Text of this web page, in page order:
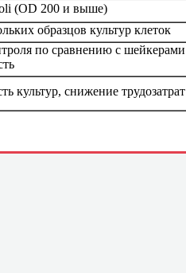
(OD 200 и выше)
образцов культур клеток
по сравнению с шейкерами
культур, снижение трудозатрат